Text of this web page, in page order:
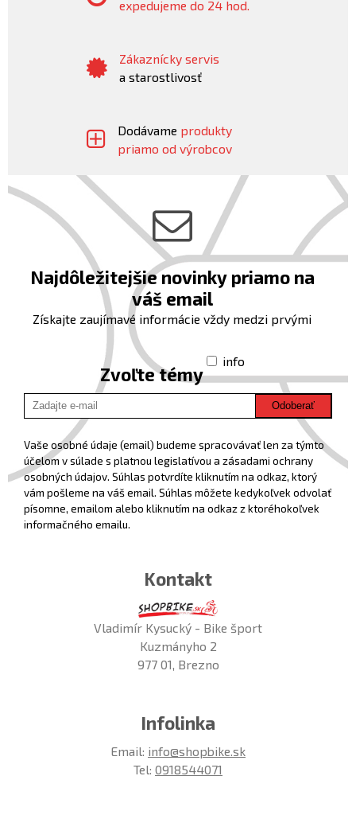
expedujeme do 24 hod.
Zákaznícky servis
a starostlivosť
Dodávame produkty
priamo od výrobcov
Najdôležitejšie novinky priamo na
váš email
Získajte zaujímavé informácie vždy medzi prvými
Zvoľte témy
info
Odoberať
Vaše osobné údaje (email) budeme spracovávať len za týmto
účelom v súlade s platnou legislatívou a zásadami ochrany
osobných údajov. Súhlas potvrdíte kliknutím na odkaz, ktorý
vám pošleme na váš email. Súhlas môžete kedykoľvek odvolať
písomne, emailom alebo kliknutím na odkaz z ktoréhokoľvek
informačného emailu.
Kontakt
Vladimír Kysucký - Bike šport
Kuzmányho 2
977 01, Brezno
Infolinka
Email: info@shopbike.sk
Tel: 0918544071